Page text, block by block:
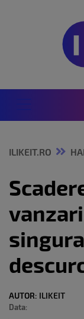
ILIKEIT.RO
AUTOR: ILIKEIT
Data: